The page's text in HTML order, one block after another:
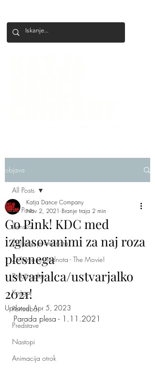
objava
All Posts
Ženska
Življenje je vrednota
Življenje je vrednota - The Movie!
Poročni ples
Knjiga
Ponudba
Predstave
Nastopi
Animacija otrok
All Posts
Go Pink! KDC med
izglasovanimi za naj roza
plesnega
ustvarjalca/ustvarjalko
2021!
Katja Dance Company
Nov 2, 2021 Branje traja 2 min
Updated:Apr 5, 2023
Parada plesa - 1.11.2021